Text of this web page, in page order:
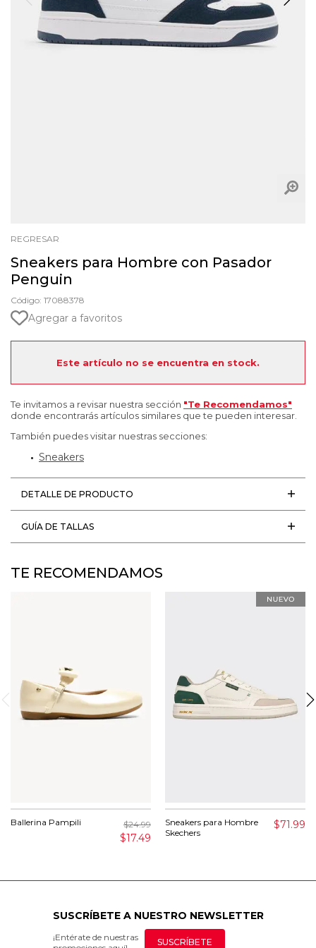
REGRESAR
Sneakers para Hombre con Pasador
Penguin
Código: 17088378
Agregar a favoritos
Este artículo no se encuentra en stock.
Te invitamos a revisar nuestra sección "Te Recomendamos"
donde encontrarás artículos similares que te pueden interesar.
También puedes visitar nuestras secciones:
Sneakers
DETALLE DE PRODUCTO
GUÍA DE TALLAS
TE RECOMENDAMOS
Ballerina Pampili $24.99
$17.49
Sneakers para Hombre
Skechers
$71.99
SUSCRÍBETE A NUESTRO NEWSLETTER
¡Entérate de nuestras
SUSCRÍBETE